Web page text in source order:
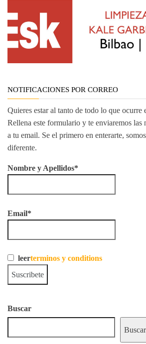
NOTIFICACIONES POR CORREO
Quieres estar al tanto de todo lo que ocurre
Rellena este formulario y te enviaremos las
a tu email. Se el primero en enterarte,
diferente.
Nombre y Apellidos*
Email*
leerterminos y conditions
Buscar
Buscar